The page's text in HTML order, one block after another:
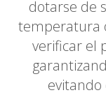
dotarse de
temperatura
verificar el
evitando